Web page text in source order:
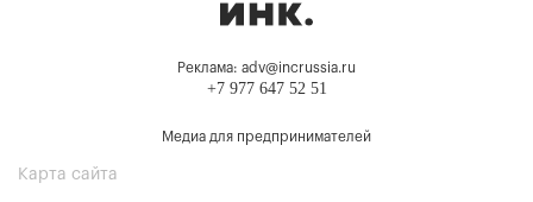
Реклама: adv@incrussia.ru
+7 977 647 52 51
Медиа для предпринимателей
Карта сайта